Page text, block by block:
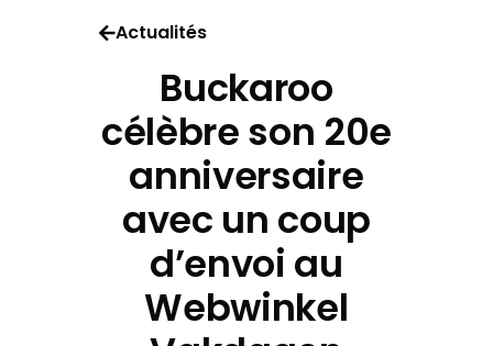
Actualités
Buckaroo
célèbre son 20e
anniversaire
avec un coup
d’envoi au
Webwinkel